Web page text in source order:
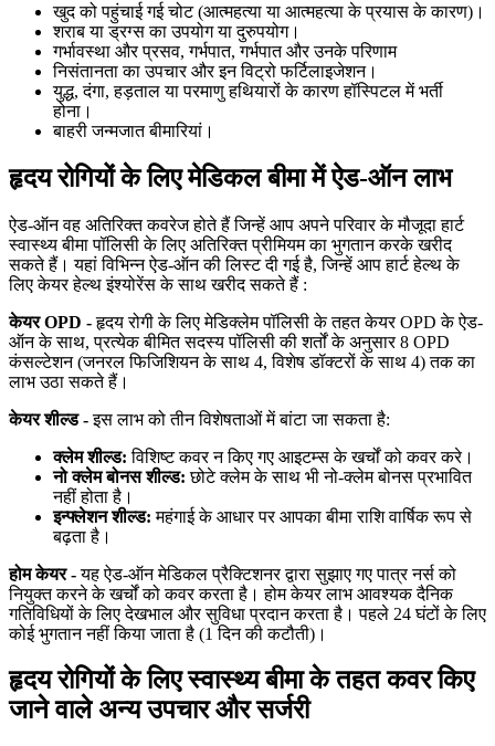
खुद को पहुंचाई गई चोट (आत्महत्या या आत्महत्या के प्रयास के कारण)।
शराब या ड्रग्स का उपयोग या दुरुपयोग।
गर्भावस्था और प्रसव, गर्भपात, गर्भपात और उनके परिणाम
निसंतानता का उपचार और इन विट्रो फर्टिलाइजेशन।
युद्ध, दंगा, हड़ताल या परमाणु हथियारों के कारण हॉस्पिटल में भर्ती
होना।
बाहरी जन्मजात बीमारियां।
हृदय रोगियों के लिए मेडिकल बीमा में ऐड-ऑन लाभ
ऐड-ऑन वह अतिरिक्त कवरेज होते हैं जिन्हें आप अपने परिवार के मौजूदा हार्ट
स्वास्थ्य बीमा पॉलिसी के लिए अतिरिक्त प्रीमियम का भुगतान करके खरीद
सकते हैं। यहां विभिन्न ऐड-ऑन की लिस्ट दी गई है, जिन्हें आप हार्ट हेल्थ के
लिए केयर हेल्थ इंश्योरेंस के साथ खरीद सकते हैं :
केयर OPD -हृदय रोगी के लिए मेडिक्लेम पॉलिसी के तहत केयर OPD के ऐड-
ऑन के साथ, प्रत्येक बीमित सदस्य पॉलिसी की शर्तों के अनुसार 8 OPD
कंसल्टेशन (जनरल फिजिशियन के साथ 4, विशेष डॉक्टरों के साथ 4) तक का
लाभ उठा सकते हैं।
केयर शील्ड -इस लाभ को तीन विशेषताओं में बांटा जा सकता है:
क्लेम शील्ड: विशिष्ट कवर न किए गए आइटम्स के खर्चों को कवर करे।
नो क्लेम बोनस शील्ड: छोटे क्लेम के साथ भी नो-क्लेम बोनस प्रभावित
नहीं होता है।
इन्फ्लेशन शील्ड: महंगाई के आधार पर आपका बीमा राशि वार्षिक रूप से
बढ़ता है।
होम केयर -यह ऐड-ऑन मेडिकल प्रैक्टिशनर द्वारा सुझाए गए पात्र नर्स को
नियुक्त करने के खर्चों को कवर करता है। होम केयर लाभ आवश्यक दैनिक
गतिविधियों के लिए देखभाल और सुविधा प्रदान करता है। पहले 24 घंटों के लिए
कोई भुगतान नहीं किया जाता है (1 दिन की कटौती)।
हृदय रोगियों के लिए स्वास्थ्य बीमा के तहत कवर किए
जाने वाले अन्य उपचार और सर्जरी